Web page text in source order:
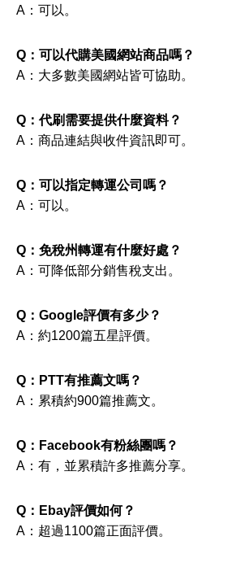
A：可以。
Q：可以代購美國網站商品嗎？
A：大多數美國網站皆可協助。
Q：代刷需要提供什麼資料？
A：商品連結與收件資訊即可。
Q：可以指定轉運公司嗎？
A：可以。
Q：免稅州轉運有什麼好處？
A：可降低部分銷售稅支出。
Q：Google評價有多少？
A：約1200篇五星評價。
Q：PTT有推薦文嗎？
A：累積約900篇推薦文。
Q：Facebook有粉絲團嗎？
A：有，並累積許多推薦分享。
Q：Ebay評價如何？
A：超過1100篇正面評價。